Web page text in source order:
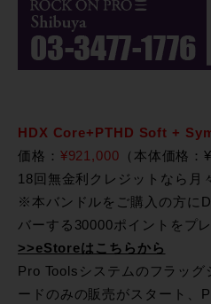
HDX Core+PTHD Soft +
価格： ¥921,000 （本体価格：
18回無金利クレジットなら月
※本バンドルをご購入の方に
バーする30000ポイントをプ
>>eStoreはこちらから
Pro Toolsシステムのフラッ
ードのみの販売がスタート、